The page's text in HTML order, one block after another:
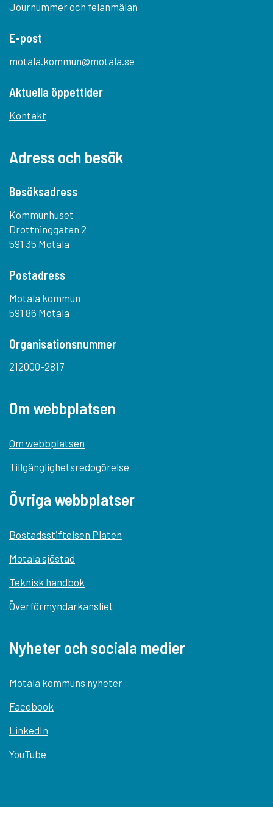
Journummer och felanmälan
E-post
motala.kommun@motala.se
Aktuella öppettider
Kontakt
Adress och besök
Besöksadress
Kommunhuset
Drottninggatan 2
591 35 Motala
Postadress
Motala kommun
591 86 Motala
Organisationsnummer
212000-2817
Om webbplatsen
Om webbplatsen
Tillgänglighetsredogörelse
Övriga webbplatser
Bostadsstiftelsen Platen
Motala sjöstad
Teknisk handbok
Överförmyndarkansliet
Nyheter och sociala medier
Motala kommuns nyheter
Facebook
LinkedIn
YouTube